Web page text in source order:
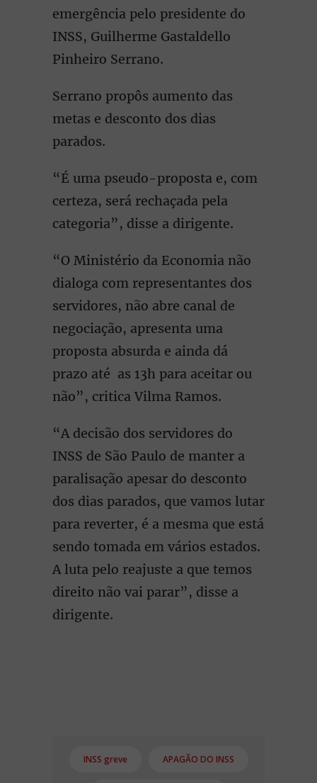
emergência pelo presidente do
INSS, Guilherme Gastaldello
Pinheiro Serrano.
Serrano propôs aumento das
metas e desconto dos dias
parados.
“É uma pseudo-proposta e, com
certeza, será rechaçada pela
categoria”, disse a dirigente.
“O Ministério da Economia não
dialoga com representantes dos
servidores, não abre canal de
negociação, apresenta uma
proposta absurda e ainda dá
prazo até as 13h para aceitar ou
não”, critica Vilma Ramos.
“A decisão dos servidores do
INSS de São Paulo de manter a
paralisação apesar do desconto
dos dias parados, que vamos lutar
para reverter, é a mesma que está
sendo tomada em vários estados.
A luta pelo reajuste a que temos
direito não vai parar”, disse a
dirigente.
INSS greve APAGÃO DO INSS